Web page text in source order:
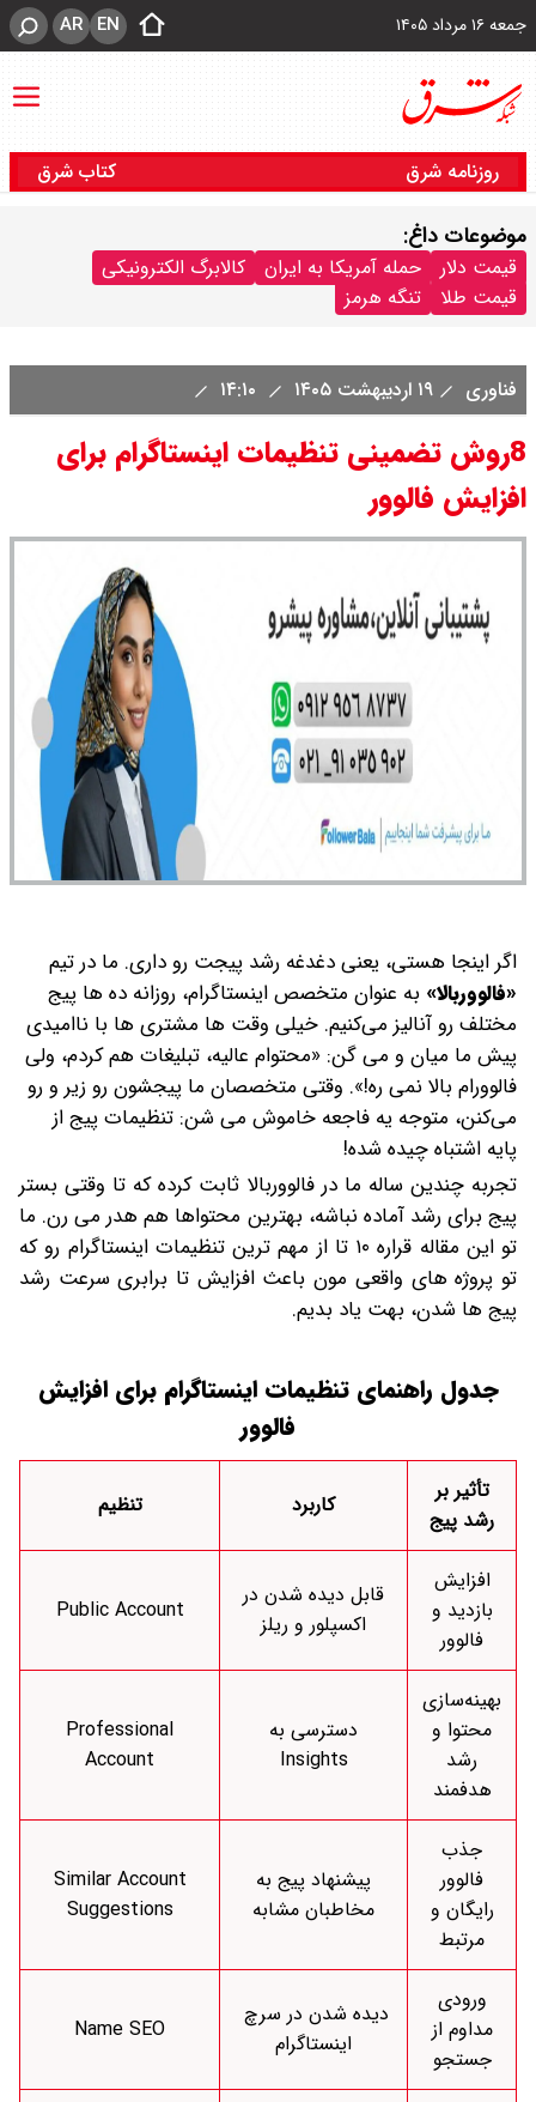
جمعه ۱۶ مرداد ۱۴۰۵ EN
AR
روزنامه شرق کتاب شرق
موضوعات داغ:
قیمت دلار حمله آمریکا به ایران
کالابرگ الکترونیکی
قیمت طلا
تنگه هرمز
فناوری ۱۹ اردیبهشت ۱۴۰۵
8روش تضمینی تنظیمات اینستاگرام برای
افزایش فالوور
اگر اینجا هستی، یعنی دغدغه رشد پیجت رو داری. ما در تیم
«فالووربالا» به عنوان متخصص اینستاگرام، روزانه ده ها پیج
مختلف رو آنالیز می‌کنیم. خیلی وقت ها مشتری ها با ناامیدی
پیش ما میان و می گن: «محتوام عالیه، تبلیغات هم کردم، ولی
فالوورام بالا نمی ره!». وقتی متخصصان ما پیجشون رو زیر و رو
می‌کنن، متوجه یه فاجعه خاموش می شن: تنظیمات پیج از
پایه اشتباه چیده شده!
تجربه چندین ساله ما در فالووربالا ثابت کرده که تا وقتی بستر
پیج برای رشد آماده نباشه، بهترین محتواها هم هدر می رن. ما
تو این مقاله قراره ۱۰ تا از مهم ترین تنظیمات اینستاگرام رو که
تو پروژه های واقعی مون باعث افزایش تا برابری سرعت رشد
پیج ها شدن، بهت یاد بدیم.
جدول راهنمایتنظیمات اینستاگرام برای افزایش
فالوور
تنظیم کاربرد
تأثیر بر
رشد پیج
Public Account
قابل دیده شدن در
اکسپلور و ریلز
افزایش
بازدید و
فالوور
Professional
Account
دسترسی به
Insights
بهینه‌سازی
محتوا و
رشد
هدفمند
Similar Account
Suggestions
پیشنهاد پیج به
مخاطبان مشابه
جذب
فالوور
رایگان و
مرتبط
Name SEO
اینستاگرام
ورودی
مداوم از
جستجو